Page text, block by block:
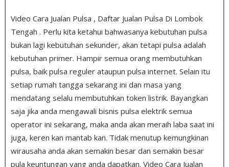
Video Cara Jualan Pulsa , Daftar Jualan Pulsa Di Lombok
Tengah . Perlu kita ketahui bahwasanya kebutuhan pulsa
bukan lagi kebutuhan sekunder, akan tetapi pulsa adalah
kebutuhan primer. Hampir semua orang membutuhkan
pulsa, baik pulsa reguler ataupun pulsa internet. Selain itu
setiap rumah tangga sekarang ini dan masa yang
mendatang selalu membutuhkan token listrik. Bayangkan
saja jika anda mengawali bisnis pulsa elektrik semua
operator ini sekarang, maka anda akan meraih laba saat ini
juga, keren kan mantab kan. Tidak menutup kemungkinan
wirausaha anda akan semakin besar dan semakin besar
pula keuntungan yang anda dapatkan. Video Cara Jualan